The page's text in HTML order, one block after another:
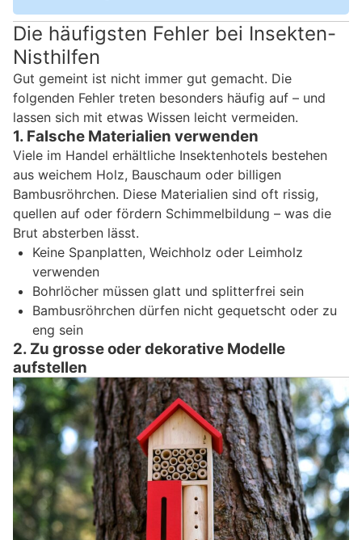
Die häufigsten Fehler bei Insekten-
Nisthilfen
Gut gemeint ist nicht immer gut gemacht. Die
folgenden Fehler treten besonders häufig auf – und
lassen sich mit etwas Wissen leicht vermeiden.
1. Falsche Materialien verwenden
Viele im Handel erhältliche Insektenhotels bestehen
aus weichem Holz, Bauschaum oder billigen
Bambusröhrchen. Diese Materialien sind oft rissig,
quellen auf oder fördern Schimmelbildung – was die
Brut absterben lässt.
Keine Spanplatten, Weichholz oder Leimholz
verwenden
Bohrlöcher müssen glatt und splitterfrei sein
Bambusröhrchen dürfen nicht gequetscht oder zu
eng sein
2. Zu grosse oder dekorative Modelle
aufstellen